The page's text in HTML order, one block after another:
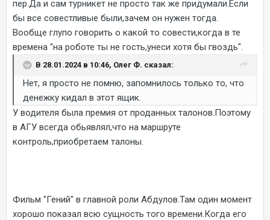
пер.Да и сам турникет не просто так же придумали.Если
бы все совестливые были,зачем он нужен тогда.
Вообще глупо говорить о какой то совести,когда в те
времена "на роботе ты не гость,унеси хотя бы гвоздь".
В 28.01.2024 в 10:46, Олег Ф. сказал:
Нет, я просто не помню, запомнилось только то, что
денежку кидал в этот ящик.
У водителя была премия от проданных талонов.Поэтому
в АГУ всегда обьявлял,что на маршруте
контроль,приобретаем талоны.
Фильм "Гений" в главной роли Абдулов.Там один момент
хорошо показал всю сущность того времени.Когда его